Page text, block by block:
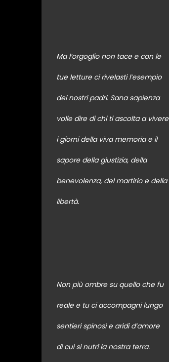
Ma l’orgoglio non tace e con le
tue letture ci rivelasti l’esempio
dei nostri padri. Sana sapienza
volle dire di chi ti ascolta a vivere
i giorni della viva memoria e il
sapore della giustizia, della
benevolenza, del martirio e della
libertà.
Non più ombre su quello che fu
reale e tu ci accompagni lungo
sentieri spinosi e aridi d’amore
di cui si nutrì la nostra terra.